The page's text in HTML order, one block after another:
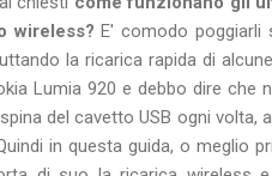
wireless? E' comodo poggiarli
la ricarica rapida di
Lumia 920 e debbo dire
del cavetto USB ogni
in questa guida, o meglio